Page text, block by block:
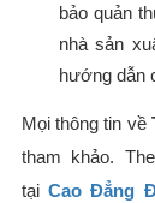
bảo quản
nhà sản
hướng dẫn
Mọi thông tin về
tham khảo.
tạiCao Đẳng